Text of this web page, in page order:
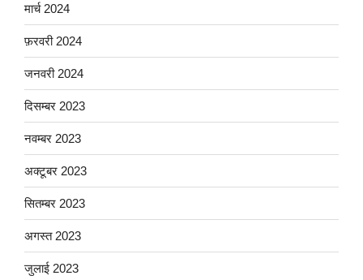
मार्च 2024
फ़रवरी 2024
जनवरी 2024
दिसम्बर 2023
नवम्बर 2023
अक्टूबर 2023
सितम्बर 2023
अगस्त 2023
जुलाई 2023